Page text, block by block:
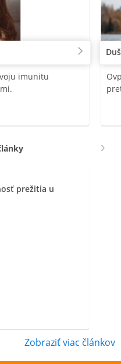
imunitu
prežitia u
Zobraziť viac článkov